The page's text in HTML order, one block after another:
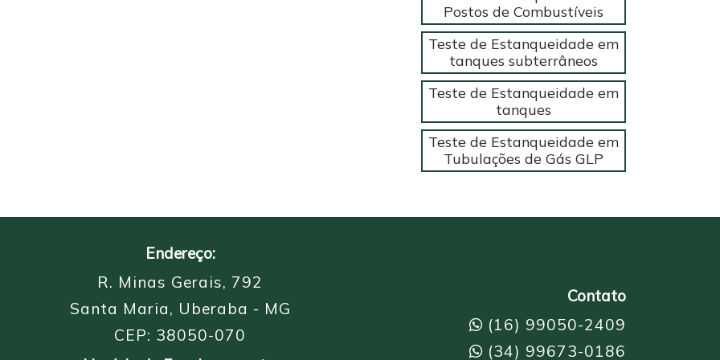
Postos de Combustíveis
Teste de Estanqueidade em
tanques subterrâneos
Teste de Estanqueidade em
tanques
Teste de Estanqueidade em
Tubulações de Gás GLP
Endereço:
R. Minas Gerais, 792
Santa Maria, Uberaba - MG
CEP: 38050-070
Contato
(16) 99050-2409
(34) 99673-0186